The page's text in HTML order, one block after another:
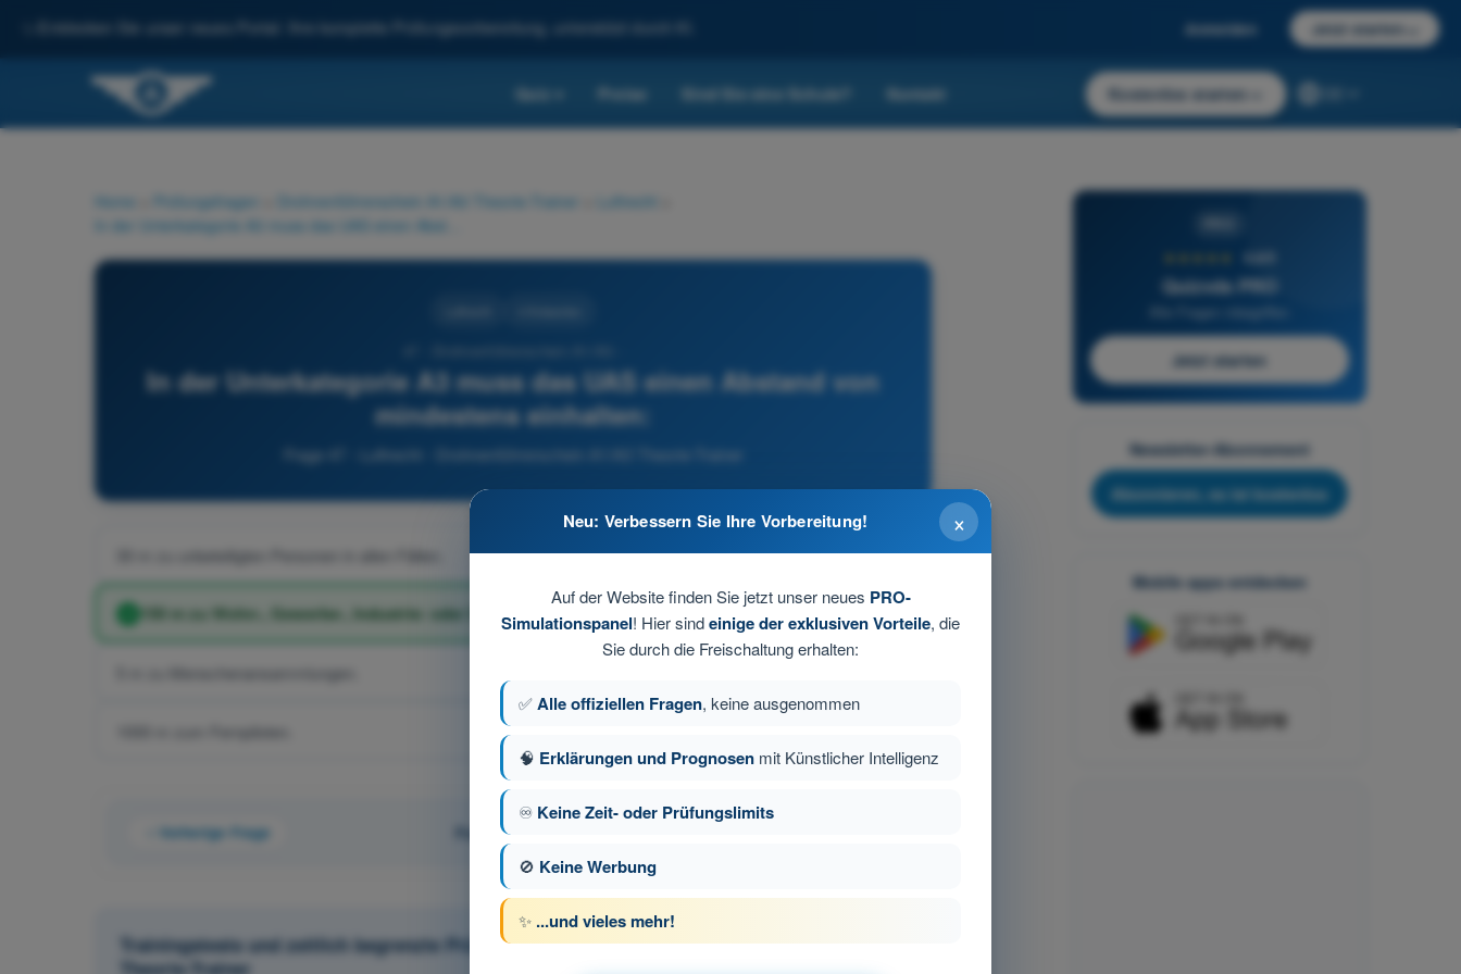
Entdecken Sie unser neues Portal: Ihre komplette Prüfungsvorbereitung, unterstützt durch KI. Anmelden Jetzt starten
Quiz Preise Sind Sie eine Schule? Kontakt Kostenlos starten
Home Prüfungsfragen Drohnenführerschein A1/A3 Theorie-Trainer Luftrecht
In der Unterkategorie A3 muss das UAS einen Abstand von
mindestens einhalten:
Frage 47 - Luftrecht - Drohnenführerschein A1/A3 Theorie-Trainer
30 m zu unbeteiligten Personen in allen Fällen.
150 m zu Wohn-, Gewerbe-, Industrie- oder Erholungsgebieten.
5 m zu Menschenansammlungen.
Vorherige Frage Frage 47 von 58
Trainingstests und zeitlich begrenzte Prüfungssimulationen Drohnenführerschein A1/A3
4,6/5
Quizvds PRO
Alle Fragen inbegriffen
Jetzt starten
Newsletter-Abonnement
Abonnieren, es ist kostenlos
Mobile apps entdecken
×
Neu: Verbessern Sie Ihre Vorbereitung!
Auf der Website finden Sie jetzt unser neues PRO-
Simulationspanel! Hier sindeinige der exklusiven Vorteile, die
Sie durch die Freischaltung erhalten:
✅Alle offiziellen Fragen, keine ausgenommen
🧠 Erklärungen und Prognosen mit Künstlicher Intelligenz
♾️ Keine Zeit- oder Prüfungslimits
🚫 Keine Werbung
✨ ...und vieles mehr!